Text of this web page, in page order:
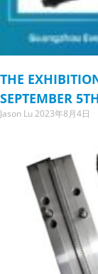
THE
SEPTEMBER
Jason Lu2023年8月4日